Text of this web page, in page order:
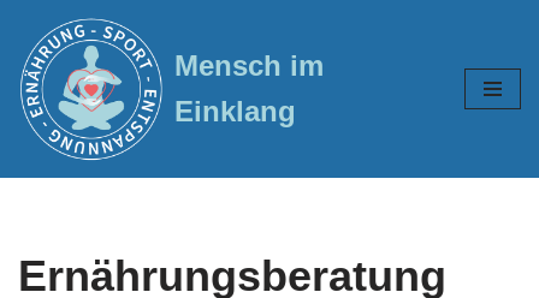
Zum
Inhalt
springen
Mensch im
Einklang
Ernährungsberatung